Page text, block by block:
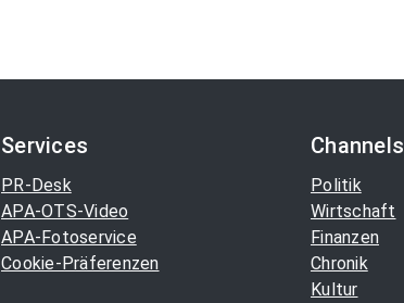
Services
PR-Desk
APA-OTS-Video
APA-Fotoservice
Cookie-Präferenzen
Channels
Politik
Wirtschaft
Finanzen
Chronik
Kultur